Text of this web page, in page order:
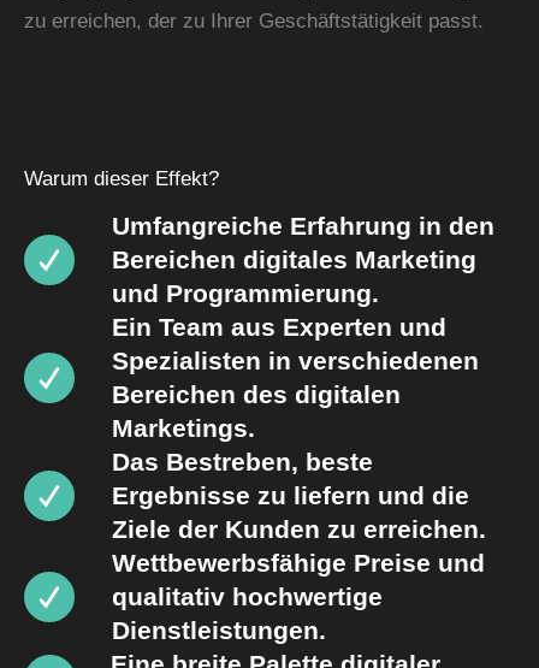
zu erreichen, der zu Ihrer Geschäftstätigkeit passt.
Warum dieser Effekt?
Umfangreiche Erfahrung in den
Bereichen digitales Marketing
und Programmierung.
Ein Team aus Experten und
Spezialisten in verschiedenen
Bereichen des digitalen
Marketings.
Das Bestreben, beste
Ergebnisse zu liefern und die
Ziele der Kunden zu erreichen.
Wettbewerbsfähige Preise und
qualitativ hochwertige
Dienstleistungen.